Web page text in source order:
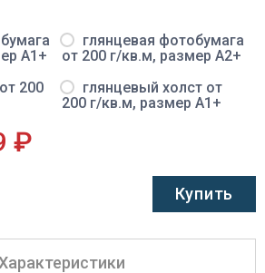
A1+
глянцевая фотобумага
от 200 г/кв.м, размер A2+
200
глянцевый холст от
200 г/кв.м, размер A1+
₽
Купить